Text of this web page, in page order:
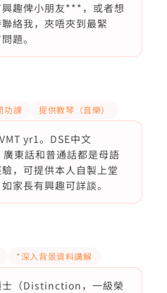
趣俾小朋友***，或者想
絡我，夾唔夾到最緊
題。
功課 提供教琴（音樂）
yr1。DSE中文
東話和普通話都是母語
，可提供本人自製上堂
家長有興趣可詳談。
*深入背景資料講解
士（Distinction，一級榮